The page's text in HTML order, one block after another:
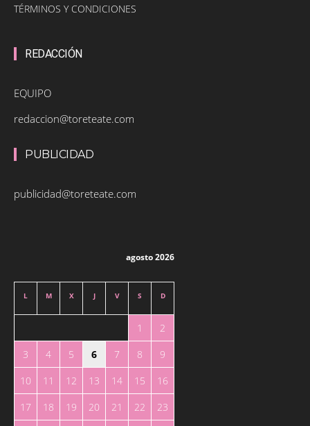
TÉRMINOS Y CONDICIONES
REDACCIÓN
EQUIPO
redaccion@toreteate.com
PUBLICIDAD
publicidad@toreteate.com
agosto 2026
L M X J V S D
1
2
3
4 5 6 7 8
9
10
11 12 13 14 15
16
17
18 19 20 21 22 23